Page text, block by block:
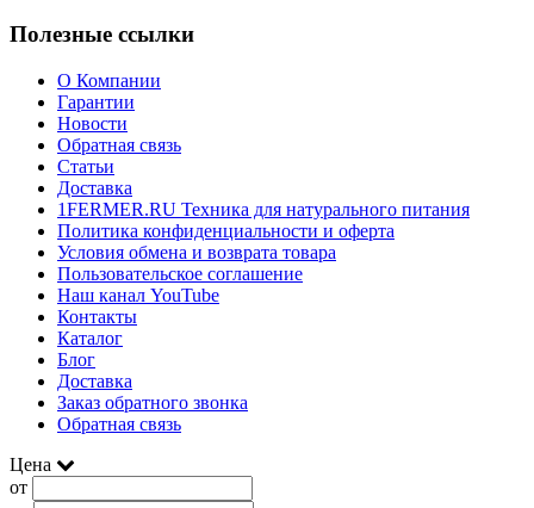
Полезные ссылки
О Компании
Гарантии
Новости
Обратная связь
Статьи
Доставка
1FERMER.RU Техника для натурального питания
Политика конфиденциальности и оферта
Условия обмена и возврата товара
Пользовательское соглашение
Наш канал YouTube
Контакты
Каталог
Блог
Доставка
Заказ обратного звонка
Обратная связь
Цена
от